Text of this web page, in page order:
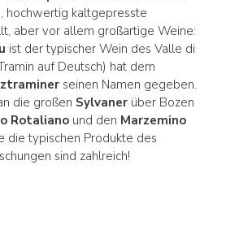
hochwertig kaltgepresste
aber vor allem großartige Weine:
ist der typischer Wein des Valle di
auf Deutsch) hat dem
seinen Namen gegeben.
die großen Sylvanerüber Bozen
Rotalianound den Marzemino
die typischen Produkte des
sind zahlreich!